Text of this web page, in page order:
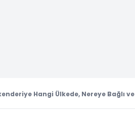
Hangi Ülkede, Nereye Bağlı ve